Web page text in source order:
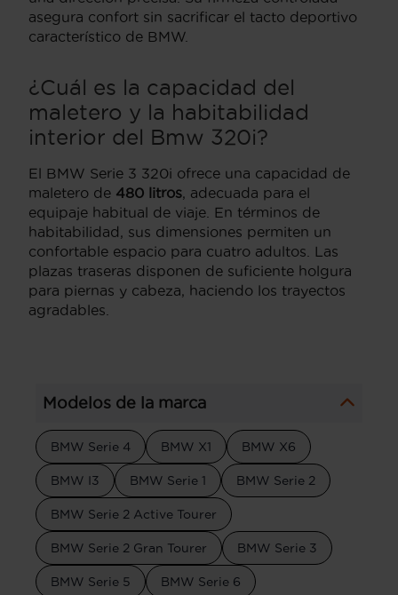
asegura confort sin sacrificar el tacto deportivo
característico de BMW.
¿Cuál es la capacidad del
maletero y la habitabilidad
interior del Bmw 320i?
El BMW Serie 3 320i ofrece una capacidad de
maletero de 480 litros, adecuada para el
equipaje habitual de viaje. En términos de
habitabilidad, sus dimensiones permiten un
confortable espacio para cuatro adultos. Las
plazas traseras disponen de suficiente holgura
para piernas y cabeza, haciendo los trayectos
agradables.
Modelos de la marca
BMW Serie 4 BMW X1 BMW X6
BMW I3 BMW Serie 1 BMW Serie 2
BMW Serie 2 Active Tourer
BMW Serie 2 Gran Tourer BMW Serie 3
BMW Serie 5 BMW Serie 6